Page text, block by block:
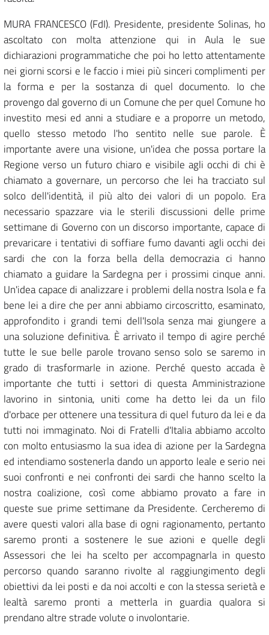
MURA FRANCESCO (FdI). Presidente, presidente Solinas, ho
ascoltato con molta attenzione qui in Aula le sue
dichiarazioni programmatiche che poi ho letto attentamente
nei giorni scorsi e le faccio i miei più sinceri complimenti per
la forma e per la sostanza di quel documento. Io che
provengo dal governo di un Comune che per quel Comune ho
investito mesi ed anni a studiare e a proporre un metodo,
quello stesso metodo l'ho sentito nelle sue parole. È
importante avere una visione, un'idea che possa portare la
Regione verso un futuro chiaro e visibile agli occhi di chi è
chiamato a governare, un percorso che lei ha tracciato sul
solco dell'identità, il più alto dei valori di un popolo. Era
necessario spazzare via le sterili discussioni delle prime
settimane di Governo con un discorso importante, capace di
prevaricare i tentativi di soffiare fumo davanti agli occhi dei
sardi che con la forza bella della democrazia ci hanno
chiamato a guidare la Sardegna per i prossimi cinque anni.
Un'idea capace di analizzare i problemi della nostra Isola e fa
bene lei a dire che per anni abbiamo circoscritto, esaminato,
approfondito i grandi temi dell'Isola senza mai giungere a
una soluzione definitiva. È arrivato il tempo di agire perché
tutte le sue belle parole trovano senso solo se saremo in
grado di trasformarle in azione. Perché questo accada è
importante che tutti i settori di questa Amministrazione
lavorino in sintonia, uniti come ha detto lei da un filo
d'orbace per ottenere una tessitura di quel futuro da lei e da
tutti noi immaginato. Noi di Fratelli d'Italia abbiamo accolto
con molto entusiasmo la sua idea di azione per la Sardegna
ed intendiamo sostenerla dando un apporto leale e serio nei
suoi confronti e nei confronti dei sardi che hanno scelto la
nostra coalizione, così come abbiamo provato a fare in
queste sue prime settimane da Presidente. Cercheremo di
avere questi valori alla base di ogni ragionamento, pertanto
saremo pronti a sostenere le sue azioni e quelle degli
Assessori che lei ha scelto per accompagnarla in questo
percorso quando saranno rivolte al raggiungimento degli
obiettivi da lei posti e da noi accolti e con la stessa serietà e
lealtà saremo pronti a metterla in guardia qualora si
prendano altre strade volute o involontarie.